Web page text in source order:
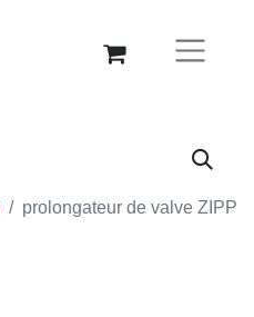
prolongateur de valve ZIPP